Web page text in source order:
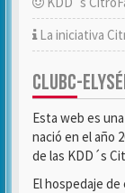
La iniciativa
CLUBC-
Esta web es
nació en el año
de las KDD´s
El hospedaje